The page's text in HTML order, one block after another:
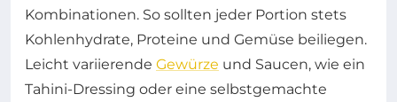
Kombinationen. So sollten jeder Portion stets
Kohlenhydrate, Proteine und Gemüse beiliegen.
Leicht variierende Gewürze und Saucen, wie ein
Tahini-Dressing oder eine selbstgemachte